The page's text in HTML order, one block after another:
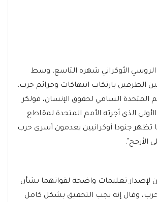
الروسي الأوكراني شهره التاسع، وسط
الطرفين بارتكاب انتهاكات وجرائم حرب،
المتحدة السامي لحقوق الإنسان، فولكر
الذي أجرته الأمم المتحدة لمقاطع
تظهر جنودا أوكرانيين يعدمون أسرى حرب
الأرجح".
لإصدار تعليمات واضحة لقواتهما بشأن
وقال إنه يجب التحقيق بشكل كامل